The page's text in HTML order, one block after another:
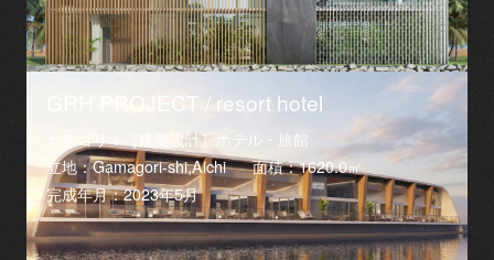
GRH PROJECT / resort hotel
カテゴリ：［建築設計］ホテル・旅館
立地：Gamagori-shi,Aichi
面積：1620.0㎡
完成年月：2023年5月